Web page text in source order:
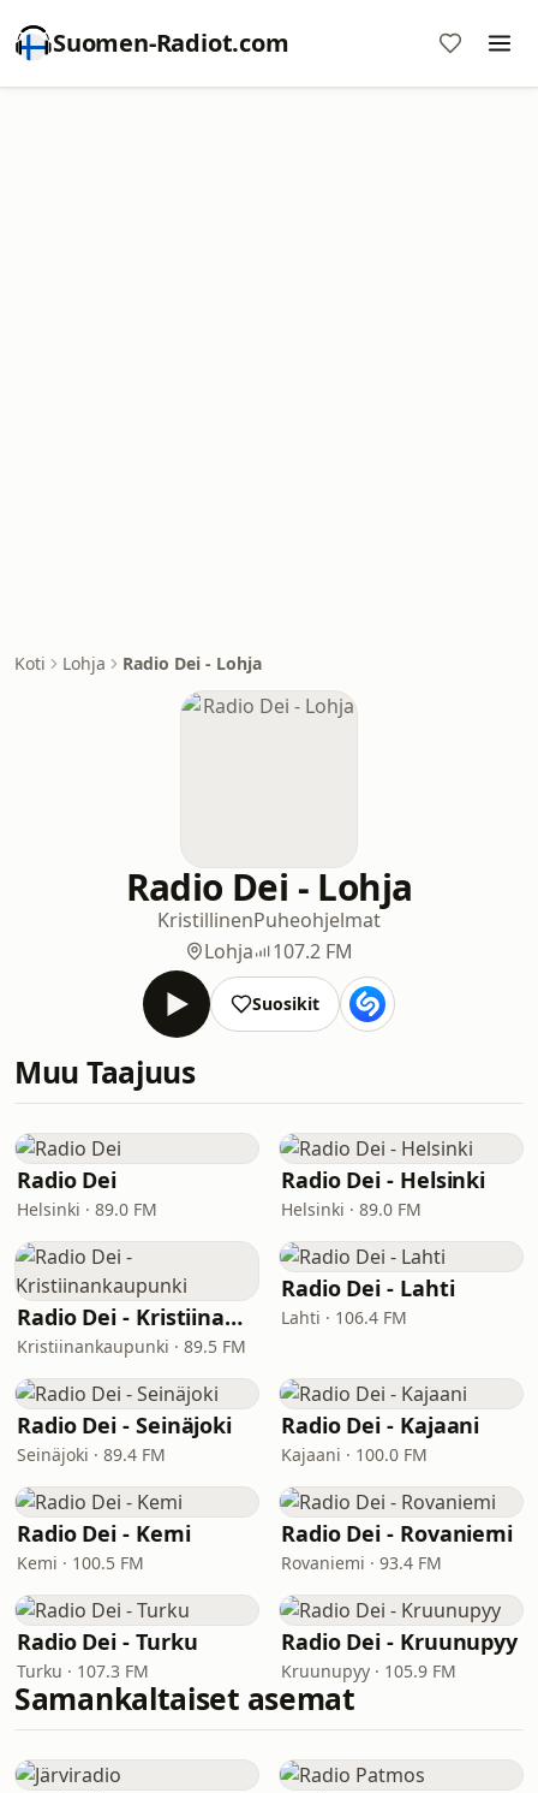
Suomen-Radiot.com
Koti Lohja Radio Dei - Lohja
Radio Dei - Lohja
KristillinenPuheohjelmat
Lohja
107.2 FM
Suosikit
Muu Taajuus
Radio Dei
Helsinki · 89.0 FM
Radio Dei - Helsinki
Helsinki · 89.0 FM
Radio Dei - Kristiinankaupunki
Kristiinankaupunki · 89.5 FM
Radio Dei - Lahti
Lahti · 106.4 FM
Radio Dei - Seinäjoki
Seinäjoki · 89.4 FM
Radio Dei - Kajaani
Kajaani · 100.0 FM
Radio Dei - Kemi
Kemi · 100.5 FM
Radio Dei - Rovaniemi
Rovaniemi · 93.4 FM
Radio Dei - Turku
Turku · 107.3 FM
Radio Dei - Kruunupyy
Kruunupyy · 105.9 FM
Samankaltaiset asemat